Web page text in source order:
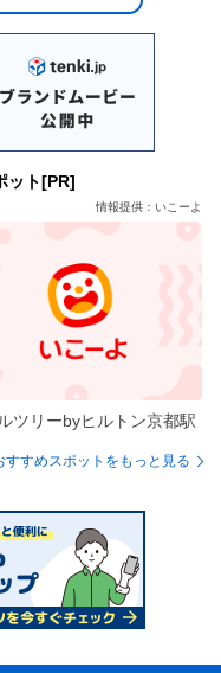
ット[PR]
情報提供：いこーよ
ツリーbyヒルトン京都駅
すすめスポットをもっと見る